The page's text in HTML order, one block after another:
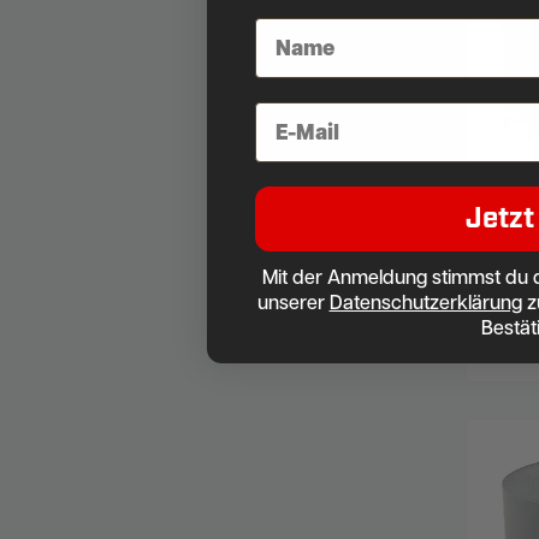
RAL
2.52
Namenseingabe
E-Mail
Jetzt
Mit der Anmeldung stimmst du
unserer Datenschutzerklärung